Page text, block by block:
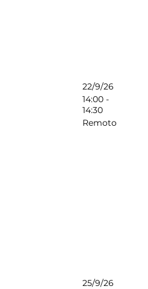
22/9/26
14:00 -
14:30
Remoto
25/9/26